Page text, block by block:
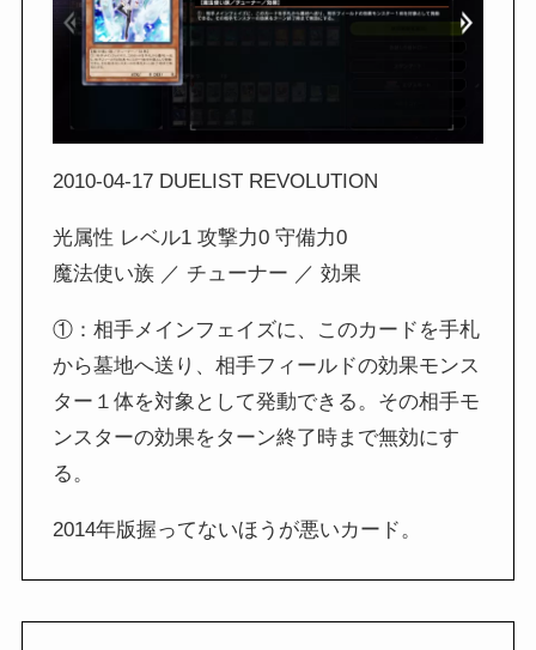
2010-04-17 DUELIST REVOLUTION
光属性 レベル1 攻撃力0 守備力0
魔法使い族 ／ チューナー ／ 効果
①：相手メインフェイズに、このカードを手札
から墓地へ送り、相手フィールドの効果モンス
ター１体を対象として発動できる。その相手モ
ンスターの効果をターン終了時まで無効にす
る。
2014年版握ってないほうが悪いカード。